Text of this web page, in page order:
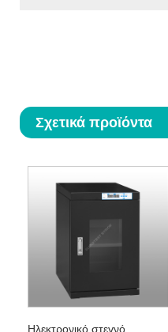
Σχετικά προϊόντα
Ηλεκτρονικό στεγνό